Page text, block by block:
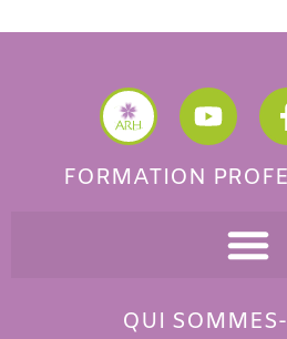
FORMATION
QUI